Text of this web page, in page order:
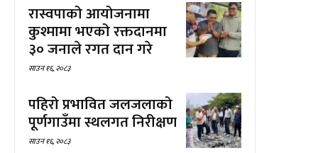
रास्वपाको आयोजनामा
कुश्मामा भएको रक्तदानमा
३० जनाले रगत दान गरे
साउन १६, २०८३
पहिरो प्रभावित जलजलाको
पूर्णगाउँमा स्थलगत निरीक्षण
साउन १६, २०८३